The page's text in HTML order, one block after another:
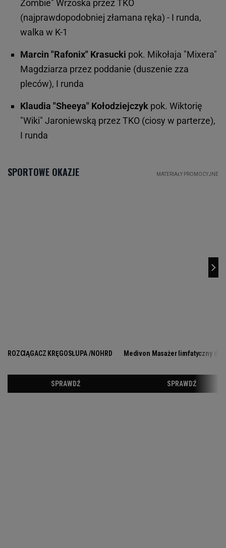
Zombie" Wrzoska przez TKO
(najprawdopodobniej złamana ręka) - I runda,
walka w K-1
Marcin "Rafonix" Krasucki pok. Mikołaja "Mixera"
Magdziarza przez poddanie (duszenie zza
pleców), I runda
Klaudia "Sheeya" Kołodziejczyk pok. Wiktorię
"Wiki" Jaroniewską przez TKO (ciosy w parterze),
I runda